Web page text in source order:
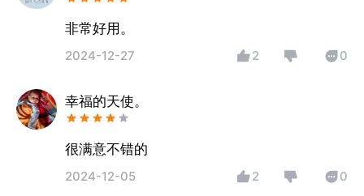
非常好用。
2024-12-27 2 0
幸福的天使。
很满意不错的
2024-12-05 2 0